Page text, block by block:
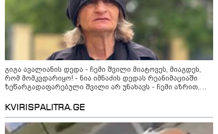
გიგა ავალიანის დედა - ჩემი შვილი მიატოვეს, მიაგდეს,
რომ მომკვდარიყო! - ნია იმნაძის დედას რეანიმაციაში
ზეწარგადაფარებული შვილი არ უნახავს - ჩემი აზრით,
KVIRISPALITRA.GE